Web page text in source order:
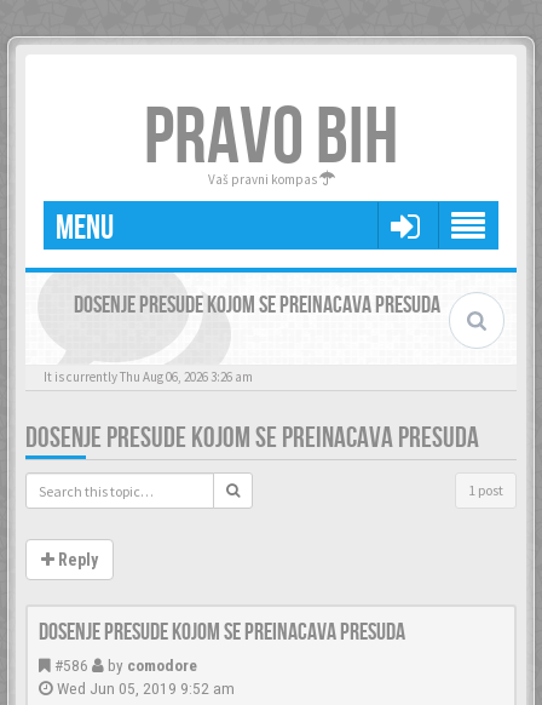
PRAVO BIH
Vaš pravni kompas
MENU
DOSENJE PRESUDE KOJOM SE PREINACAVA PRESUDA
It is currently Thu Aug 06, 2026 3:26 am
DOSENJE PRESUDE KOJOM SE PREINACAVA PRESUDA
1 post
Reply
Dosenje presude kojom se preinacava presuda
#586 by comodore
Wed Jun 05, 2019 9:52 am